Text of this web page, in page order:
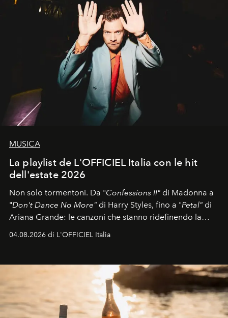
MUSICA
La playlist de L'OFFICIEL Italia con le hit
dell'estate 2026
Non solo tormentoni. Da "Confessions II" di Madonna a
"Don't Dance No More" di Harry Styles, fino a "Petal" di
Ariana Grande: le canzoni che stanno ridefinendo la
colonna sonora della stagione.
04.08.2026 di L'OFFICIEL Italia